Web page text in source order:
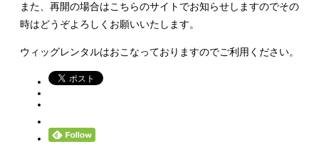
また、再開の場合はこちらのサイトでお知らせしますのでその
時はどうぞよろしくお願いいたします。
ウィッグレンタルはおこなっておりますのでご利用ください。